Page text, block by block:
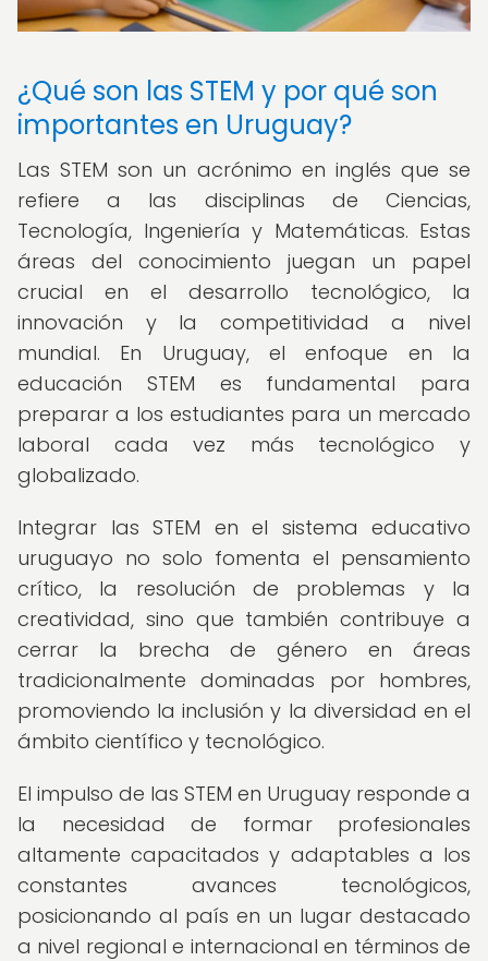
¿Qué son las STEM y por qué son
importantes en Uruguay?
Las STEM son un acrónimo en inglés que se
refiere a las disciplinas de Ciencias,
Tecnología, Ingeniería y Matemáticas. Estas
áreas del conocimiento juegan un papel
crucial en el desarrollo tecnológico, la
innovación y la competitividad a nivel
mundial. En Uruguay, el enfoque en la
educación STEM es fundamental para
preparar a los estudiantes para un mercado
laboral cada vez más tecnológico y
globalizado.
Integrar las STEM en el sistema educativo
uruguayo no solo fomenta el pensamiento
crítico, la resolución de problemas y la
creatividad, sino que también contribuye a
cerrar la brecha de género en áreas
tradicionalmente dominadas por hombres,
promoviendo la inclusión y la diversidad en el
ámbito científico y tecnológico.
El impulso de las STEM en Uruguay responde a
la necesidad de formar profesionales
altamente capacitados y adaptables a los
constantes avances tecnológicos,
posicionando al país en un lugar destacado
a nivel regional e internacional en términos de